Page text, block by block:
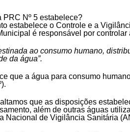
PRC Nº 5 estabelece?
estabelece o Controle e a
é responsável por
ao consumo humano,
da água”.
que a água para consumo
que as disposições
além de outras águas
Nacional de Vigilância Sanitária